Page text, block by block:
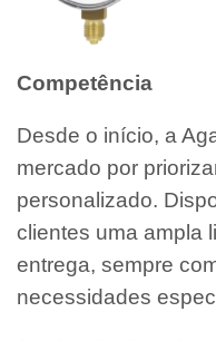
Competência
Desde o início, a
mercado por
personalizado.
clientes uma ampla
entrega, sempre
necessidades